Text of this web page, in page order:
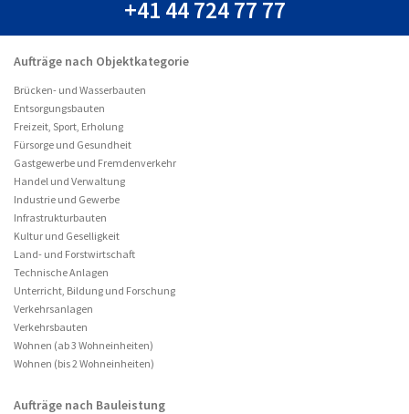
+41 44 724 77 77
Aufträge nach Objektkategorie
Brücken- und Wasserbauten
Entsorgungsbauten
Freizeit, Sport, Erholung
Fürsorge und Gesundheit
Gastgewerbe und Fremdenverkehr
Handel und Verwaltung
Industrie und Gewerbe
Infrastrukturbauten
Kultur und Geselligkeit
Land- und Forstwirtschaft
Technische Anlagen
Unterricht, Bildung und Forschung
Verkehrsanlagen
Verkehrsbauten
Wohnen (ab 3 Wohneinheiten)
Wohnen (bis 2 Wohneinheiten)
Aufträge nach Bauleistung